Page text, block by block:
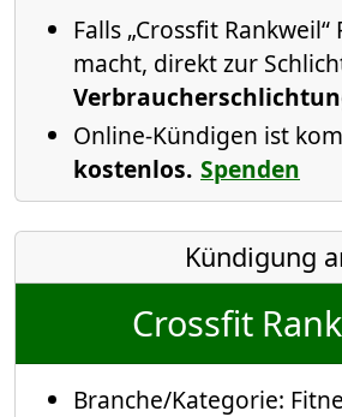
Falls „Crossfit
macht, direkt zur
Online-Kündigen ist
kostenlos. Spenden
Kündigung
Crossfit
Branche/Kategorie: